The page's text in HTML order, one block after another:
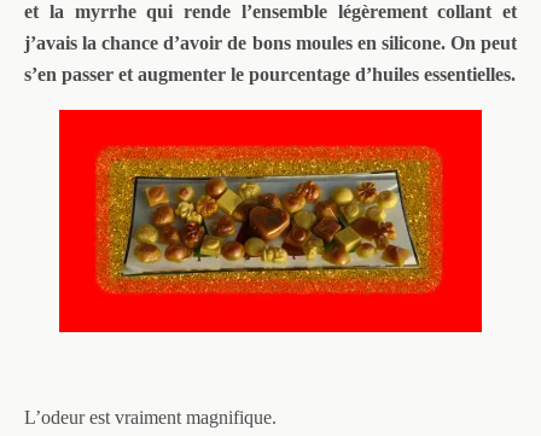
et la myrrhe qui rende l’ensemble légèrement collant et
j’avais la chance d’avoir de bons moules en silicone. On peut
s’en passer et augmenter le pourcentage d’huiles essentielles.
L’odeur est vraiment magnifique.